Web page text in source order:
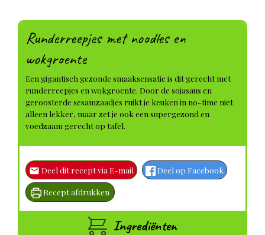
Runderreepjes met noodles en
wokgroente
Een gigantisch gezonde smaaksensatie is dit gerecht met
runderreepjes en wokgroente. Door de sojasaus en
geroosterde sesamzaadjes ruikt je keuken in no-time niet
alleen lekker, maar zet je ook een supergezond en
voedzaam gerecht op tafel.
Deel dit recept via E-mail Deel op Facebook
Recept afdrukken
Ingrediënten